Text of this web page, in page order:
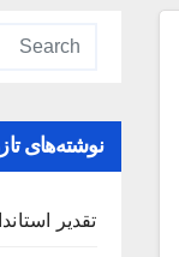
نوشته‌های
تقدیر